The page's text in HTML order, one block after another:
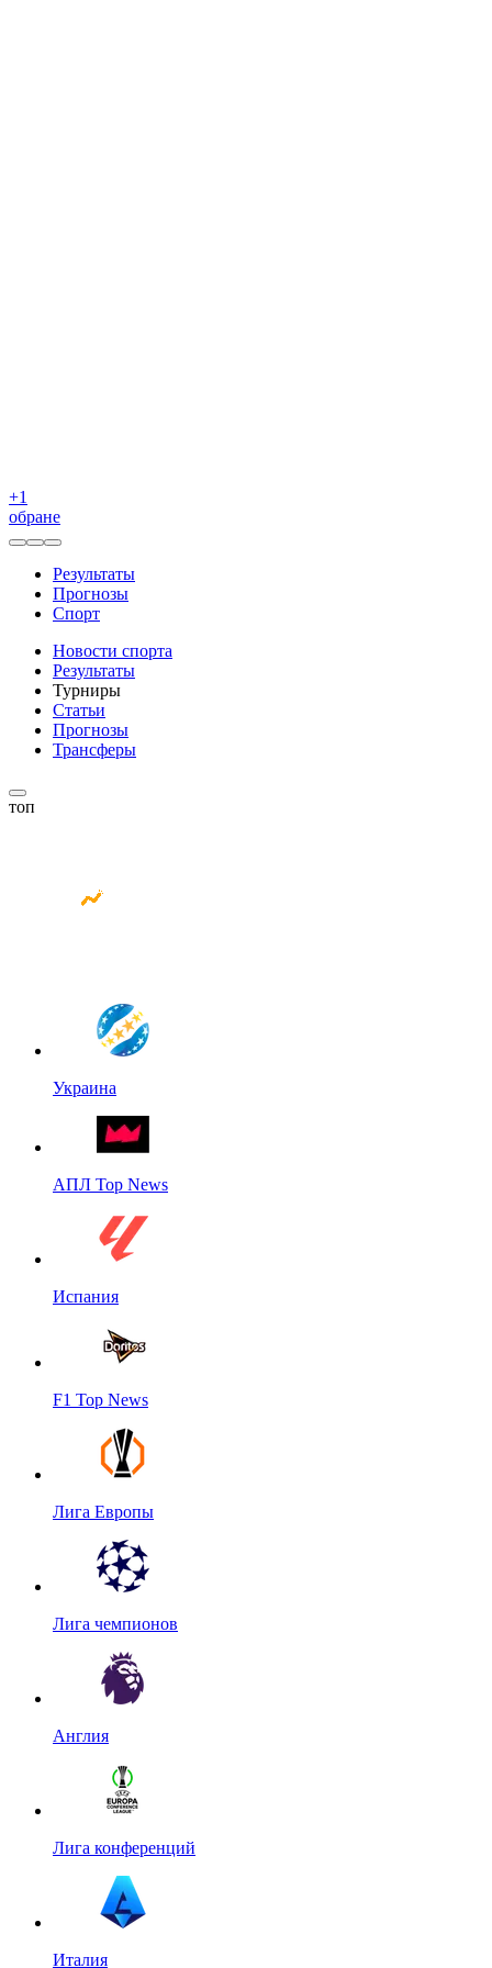
+1
обране
Результаты
Прогнозы
Спорт
Новости спорта
Результаты
Турниры
Статьи
Прогнозы
Трансферы
топ
Украина
АПЛ Top News
Испания
F1 Top News
Лига Европы
Лига чемпионов
Англия
Лига конференций
Италия